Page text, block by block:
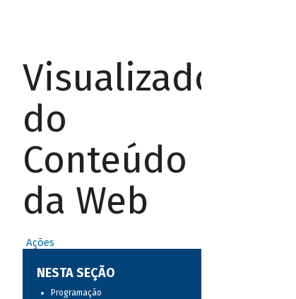
Visualizador
do
Conteúdo
da Web
Ações
NESTA SEÇÃO
Programação